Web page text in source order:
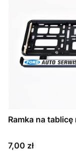
Ramka na
Cena
7,00 zł